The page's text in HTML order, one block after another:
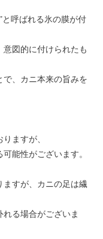
呼ばれる氷の膜が付
図的に付けられたも
で、カニ本来の旨みを
ますが、
能性がございます。
すが、カニの足は繊
る場合がございま